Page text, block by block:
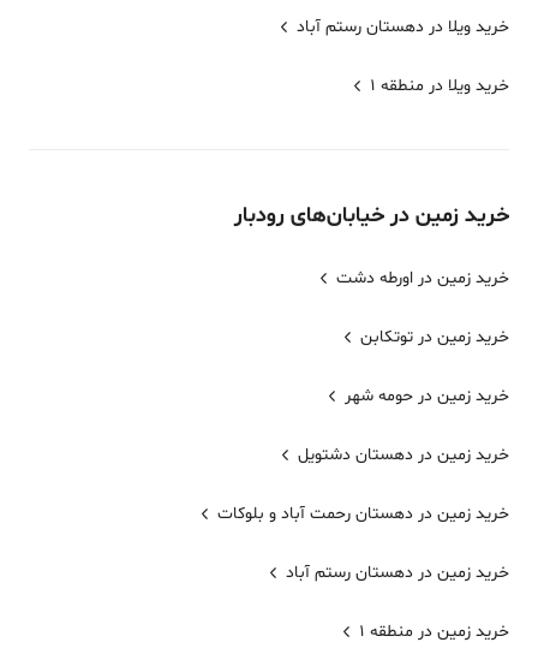
خرید ویلا در دهستان رستم آباد
خرید ویلا در منطقه 1
خرید زمین در خیابان‌های رودبار
خرید زمین در اورطه دشت
خرید زمین در توتکابن
خرید زمین در حومه شهر
خرید زمین در دهستان دشتویل
خرید زمین در دهستان رحمت آباد و بلوکات
خرید زمین در دهستان رستم آباد
خرید زمین در منطقه 1